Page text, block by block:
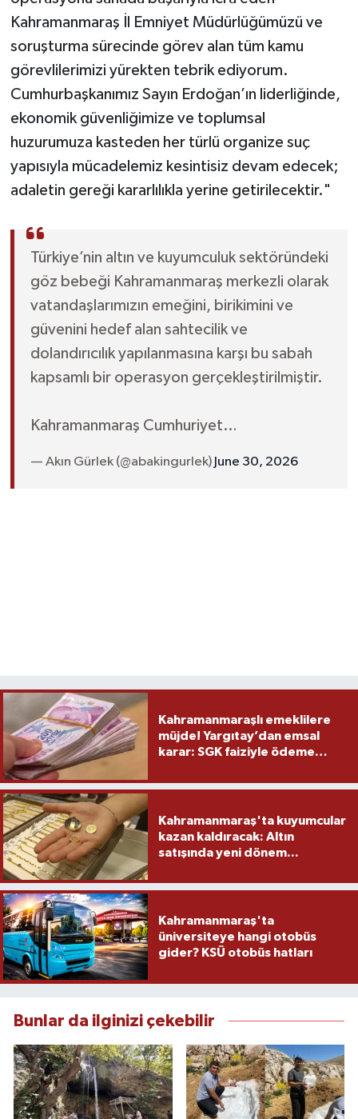
Kahramanmaraş İl Emniyet Müdürlüğümüzü ve
soruşturma sürecinde görev alan tüm kamu
görevlilerimizi yürekten tebrik ediyorum.
Cumhurbaşkanımız Sayın Erdoğan’ın liderliğinde,
ekonomik güvenliğimize ve toplumsal
huzurumuza kasteden her türlü organize suç
yapısıyla mücadelemiz kesintisiz devam edecek;
adaletin gereği kararlılıkla yerine getirilecektir."
Türkiye’nin altın ve kuyumculuk sektöründeki
göz bebeği Kahramanmaraş merkezli olarak
vatandaşlarımızın emeğini, birikimini ve
güvenini hedef alan sahtecilik ve
dolandırıcılık yapılanmasına karşı bu sabah
kapsamlı bir operasyon gerçekleştirilmiştir.
Kahramanmaraş Cumhuriyet…
— Akın Gürlek (@abakingurlek) June 30, 2026
Kahramanmaraşlı emeklilere
müjde! Yargıtay’dan emsal
karar: SGK faiziyle ödeme
Kahramanmaraş'ta kuyumcular
kazan kaldıracak: Altın
satışında yeni dönem...
Kahramanmaraş'ta
üniversiteye hangi otobüs
gider? KSÜ otobüs hatları
Bunlar da ilginizi çekebilir